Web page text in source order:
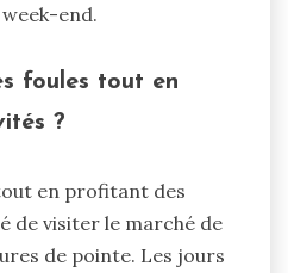
end.
foules tout en
?
en profitant des
de visiter le marché de
de pointe. Les jours